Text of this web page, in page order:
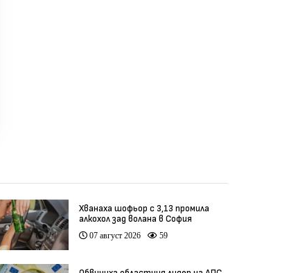
Хванаха шофьор с 3,13 промила
алкохол зад волана в София
07 август 2026 59